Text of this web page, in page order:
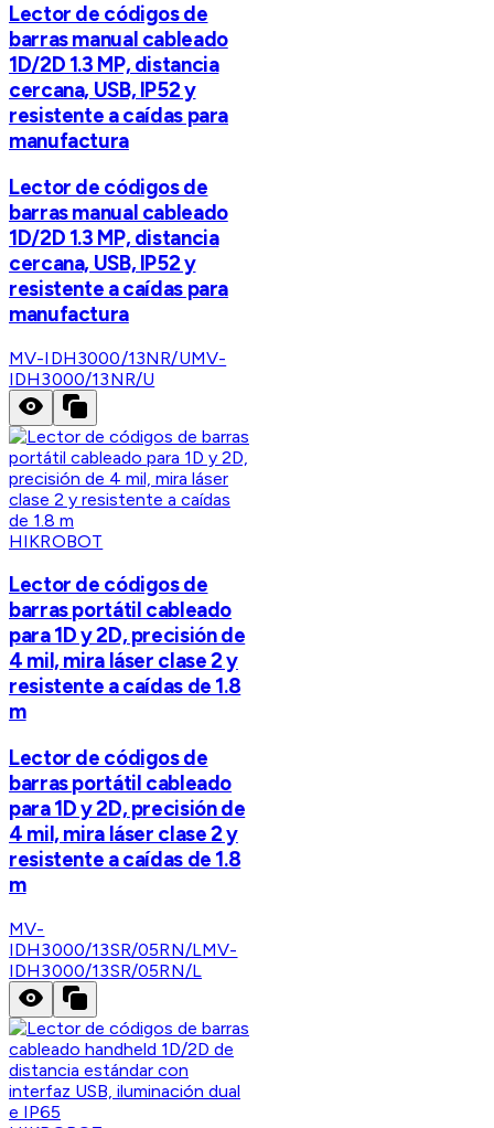
Lector de códigos de
barras manual cableado
1D/2D 1.3 MP, distancia
cercana, USB, IP52 y
resistente a caídas para
manufactura
Lector de códigos de
barras manual cableado
1D/2D 1.3 MP, distancia
cercana, USB, IP52 y
resistente a caídas para
manufactura
MV-IDH3000/13NR/UMV-
IDH3000/13NR/U
HIKROBOT
Lector de códigos de
barras portátil cableado
para 1D y 2D, precisión de
4 mil, mira láser clase 2 y
resistente a caídas de 1.8
m
Lector de códigos de
barras portátil cableado
para 1D y 2D, precisión de
4 mil, mira láser clase 2 y
resistente a caídas de 1.8
m
MV-
IDH3000/13SR/05RN/LMV-
IDH3000/13SR/05RN/L